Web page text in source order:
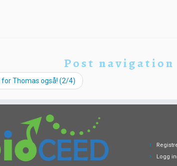
Post navigation
for Thomas også! (2/4)
Logg